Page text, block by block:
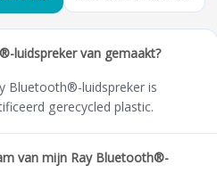
luidspreker van gemaakt?
Bluetooth®-luidspreker is
gerecycled plastic.
van mijn Ray Bluetooth®-